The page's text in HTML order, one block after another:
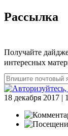
Рассылка
Получайте
интересных
18 декабря 2017 |